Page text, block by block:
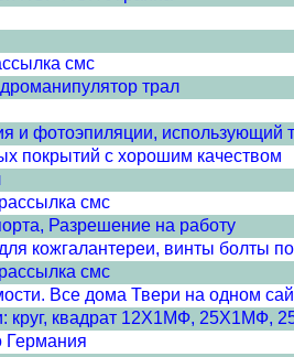
смс
трал
и фотоэпиляции, использующий
покрытий с хорошим качеством
смс
Разрешение на работу
кожгалантереи, винты болты
смс
Все дома Твери на одном
круг, квадрат 12Х1МФ,
Германия